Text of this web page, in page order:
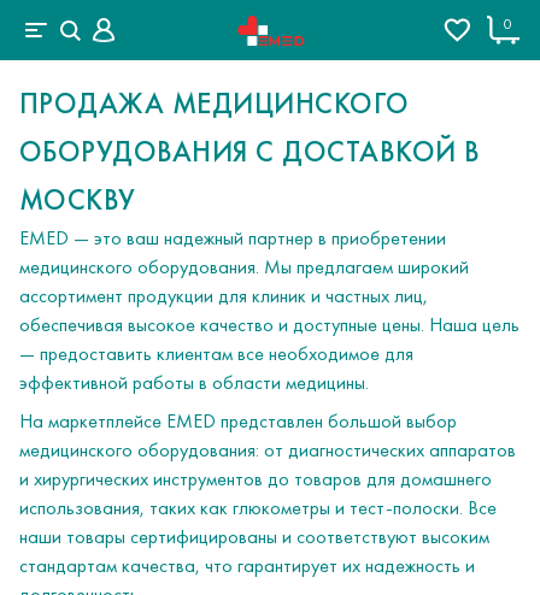
0
ПРОДАЖА МЕДИЦИНСКОГО
ОБОРУДОВАНИЯ С ДОСТАВКОЙ В
МОСКВУ
EMED — это ваш надежный партнер в приобретении
медицинского оборудования. Мы предлагаем широкий
ассортимент продукции для клиник и частных лиц,
обеспечивая высокое качество и доступные цены. Наша цель
— предоставить клиентам все необходимое для
эффективной работы в области медицины.
На маркетплейсе EMED представлен большой выбор
медицинского оборудования: от диагностических аппаратов
и хирургических инструментов до товаров для домашнего
использования, таких как глюкометры и тест-полоски. Все
наши товары сертифицированы и соответствуют высоким
стандартам качества, что гарантирует их надежность и